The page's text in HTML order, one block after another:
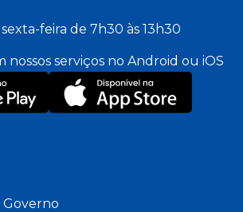
feira de 7h30 às 13h30
nossos serviços no Android ou iOS